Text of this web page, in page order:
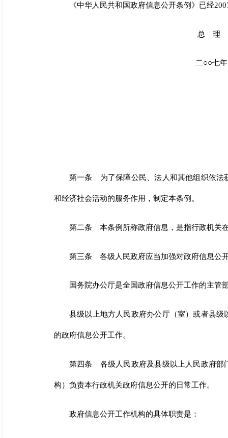
《中华人民共和国政府信息公开条例》已经
总 理 温家
二○○七年四月
第一条 为了保障公民、法人和其他组织依法
和经济社会活动的服务作用，制定本条例。
第二条 本条例所称政府信息，是指行政机关
第三条 各级人民政府应当加强对政府信息公
国务院办公厅是全国政府信息公开工作的主管
县级以上地方人民政府办公厅（室）或者县
的政府信息公开工作。
第四条 各级人民政府及县级以上人民政府部
构）负责本行政机关政府信息公开的日常工作。
政府信息公开工作机构的具体职责是：